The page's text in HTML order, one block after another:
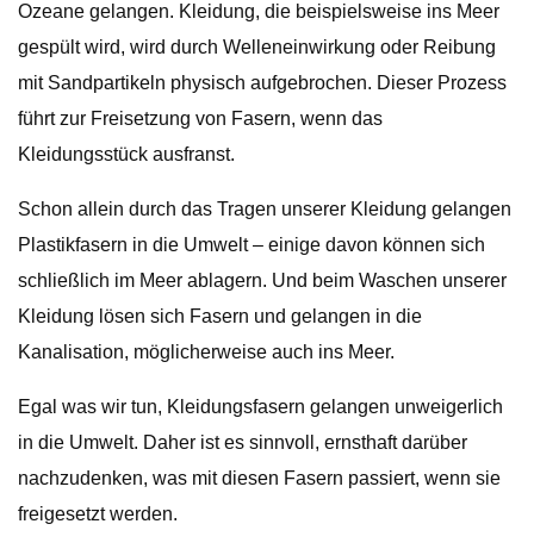
Ozeane gelangen. Kleidung, die beispielsweise ins Meer
gespült wird, wird durch Welleneinwirkung oder Reibung
mit Sandpartikeln physisch aufgebrochen. Dieser Prozess
führt zur Freisetzung von Fasern, wenn das
Kleidungsstück ausfranst.
Schon allein durch das Tragen unserer Kleidung gelangen
Plastikfasern in die Umwelt – einige davon können sich
schließlich im Meer ablagern. Und beim Waschen unserer
Kleidung lösen sich Fasern und gelangen in die
Kanalisation, möglicherweise auch ins Meer.
Egal was wir tun, Kleidungsfasern gelangen unweigerlich
in die Umwelt. Daher ist es sinnvoll, ernsthaft darüber
nachzudenken, was mit diesen Fasern passiert, wenn sie
freigesetzt werden.